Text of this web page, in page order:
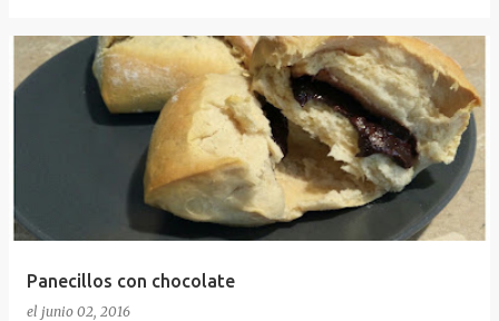
Panecillos con chocolate
el junio 02, 2016